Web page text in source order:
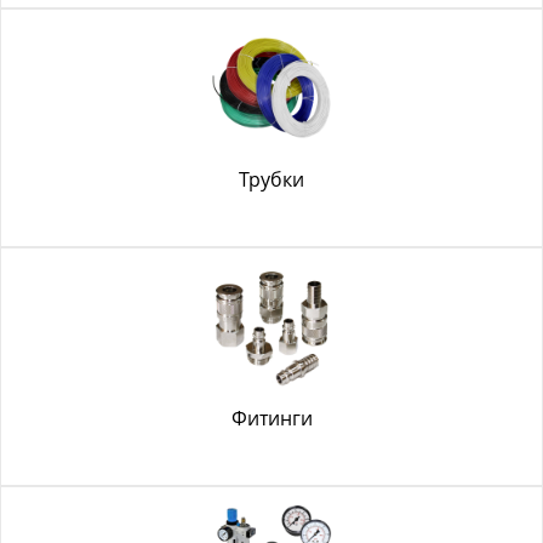
Трубки
Фитинги